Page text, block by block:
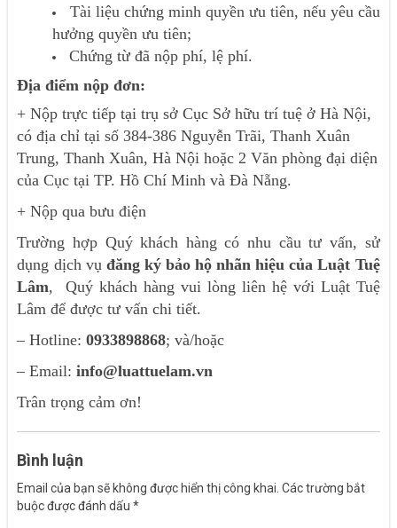
Tài liệu chứng minh quyền ưu tiên, nếu yêu cầu
hưởng quyền ưu tiên;
Chứng từ đã nộp phí, lệ phí.
Địa điểm nộp đơn:
+ Nộp trực tiếp tại trụ sở Cục Sở hữu trí tuệ ở Hà Nội,
có địa chỉ tại số 384-386 Nguyễn Trãi, Thanh Xuân
Trung, Thanh Xuân, Hà Nội hoặc 2 Văn phòng đại diện
của Cục tại TP. Hồ Chí Minh và Đà Nẵng.
+ Nộp qua bưu điện
Trường hợp Quý khách hàng có nhu cầu tư vấn, sử
dụng dịch vụ đăng ký bảo hộ nhãn hiệu của Luật Tuệ
Lâm, Quý khách hàng vui lòng liên hệ với Luật Tuệ
Lâm để được tư vấn chi tiết.
– Hotline:0933898868; và/hoặc
– Email:info@luattuelam.vn
Trân trọng cảm ơn!
Bình luận
Email của bạn sẽ không được hiển thị công khai. Các trường bắt
buộc được đánh dấu*